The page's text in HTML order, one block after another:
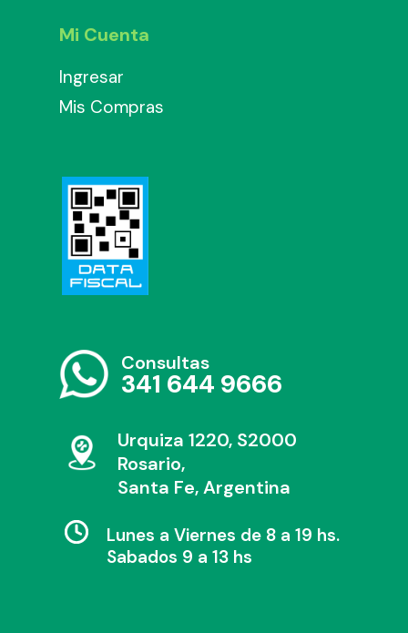
Mi Cuenta
Ingresar
Mis Compras
Consultas
341 644 9666
Urquiza 1220, S2000
Rosario,
Santa Fe, Argentina
Lunes a Viernes de 8 a 19 hs.
Sabados 9 a 13 hs